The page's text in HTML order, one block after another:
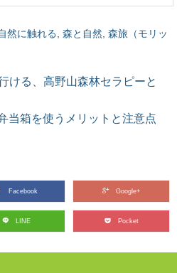
然に触れる 森と自然 森旅（モリッ
ける、高野山森林セラピーと
当箱を使うメリットと注意点
Facebook Google+
LINE Pocket